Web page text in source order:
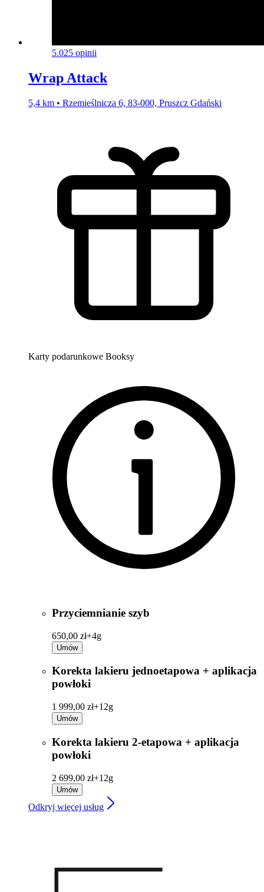
5.025 opinii
Wrap Attack
5,4 km • Rzemieślnicza 6, 83-000, Pruszcz Gdański
Karty podarunkowe Booksy
Przyciemnianie szyb
650,00 zł+4g
Umów
Korekta lakieru jednoetapowa + aplikacja
powłoki
1 999,00 zł+12g
Umów
Korekta lakieru 2-etapowa + aplikacja
powłoki
2 699,00 zł+12g
Umów
Odkryj więcej usług